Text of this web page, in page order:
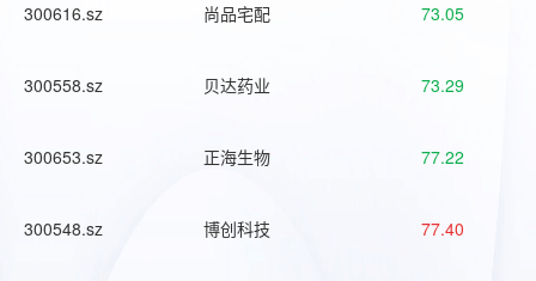
300616.sz 尚品宅配 73.05
300558.sz 贝达药业 73.29
300653.sz 正海生物 77.22
300548.sz 博创科技 77.40